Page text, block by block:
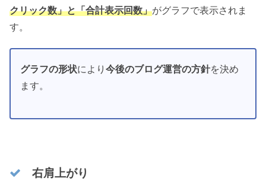
クリック数」と「合計表示回数」がグラフで表示されま
す。
グラフの形状により 今後のブログ運営の方針を決め
ます。
右肩上がり